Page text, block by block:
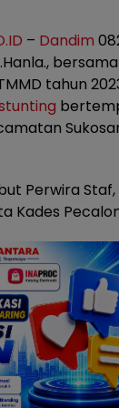
– Dandim
tahun
Perwira
Kades